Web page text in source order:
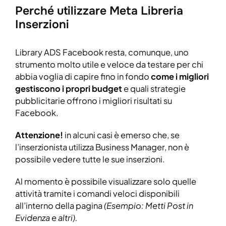
Perché utilizzare Meta Libreria
Inserzioni
Library ADS Facebook resta, comunque, uno
strumento molto utile e veloce da testare per chi
abbia voglia di capire fino in fondocome i migliori
gestiscono i propri budgete quali strategie
pubblicitarie offrono i migliori risultati su
Facebook.
Attenzione! in alcuni casi è emerso che, se
l’inserzionista utilizza Business Manager, non è
possibile vedere tutte le sue inserzioni.
Al momento è possibile visualizzare solo quelle
attività tramite i comandi veloci disponibili
all’interno della pagina(Esempio: Metti Post in
Evidenza e altri).